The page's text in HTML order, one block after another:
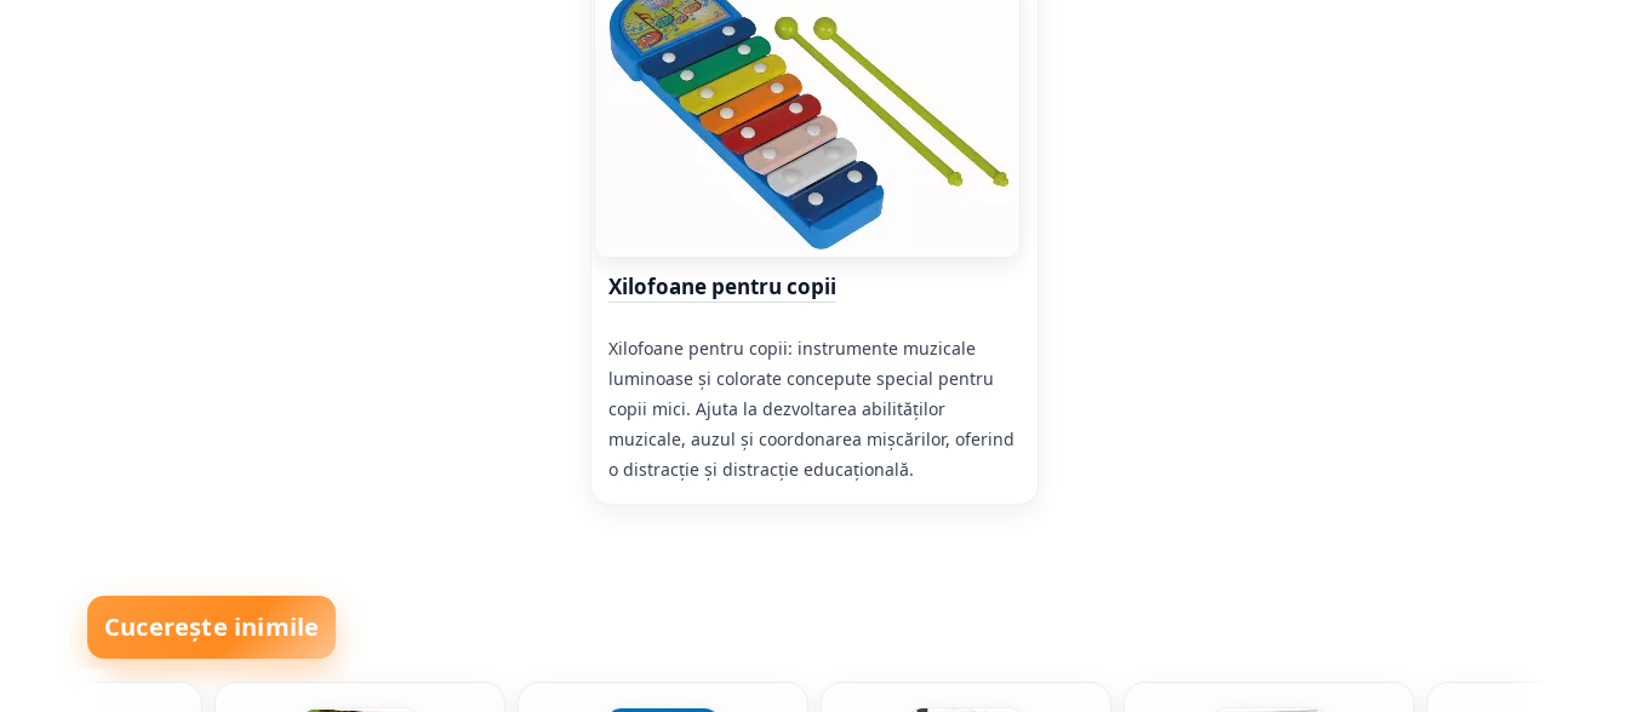
Xilofoane pentru copii
Xilofoane pentru copii: instrumente muzicale
luminoase și colorate concepute special pentru
copii mici. Ajuta la dezvoltarea abilităților
muzicale, auzul și coordonarea mișcărilor, oferind
o distracție și distracție educațională.
Cucerește inimile